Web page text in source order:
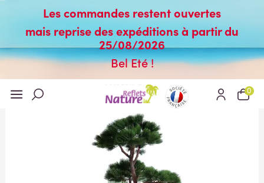
Les commandes restent ouvertes
mais reprise des expéditions à partir du
25/08/2026
Bel Eté !
0